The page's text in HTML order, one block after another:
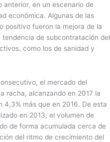
anterior, en un escenario de
económica. Algunas de las
positivo fueron la mejora de la
de subcontratación del
como los de sanidad y
el mercado del
racha, alcanzando en 2017 la
más que en 2016. De esta
en 2013, el volumen de
de forma acumulada cerca de
del ritmo de crecimiento del